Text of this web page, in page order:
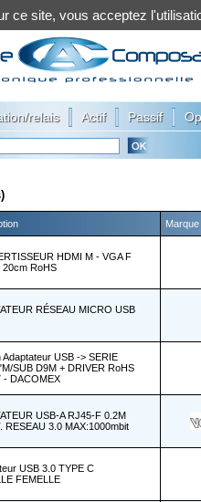
relais Actif Passif
Marque
HDMI M - VGA F
20cm RoHS
RÉSEAU MICRO USB
Adaptateur USB -> SERIE
SUB D9M + DRIVER RoHS
- DACOMEX
USB-A RJ45-F 0.2M
RESEAU 3.0 MAX:1000mbit
USB 3.0 TYPE C
FEMELLE
ce site, vous acceptez